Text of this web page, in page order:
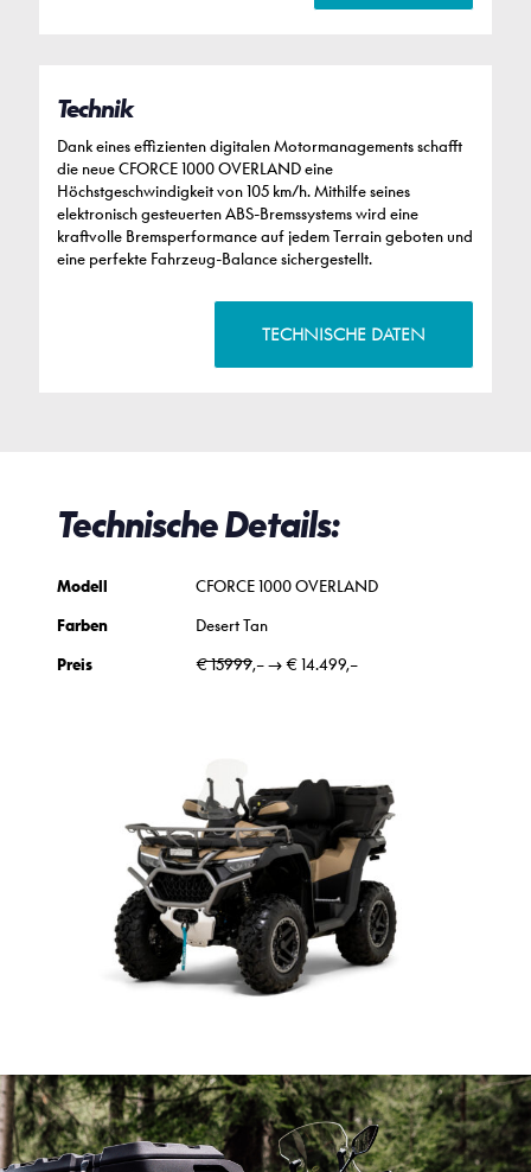
Technik
Dank eines effizienten digitalen Motormanagements schafft
die neue CFORCE 1000 OVERLAND eine
Höchstgeschwindigkeit von 105 km/h. Mithilfe seines
elektronisch gesteuerten ABS-Bremssystems wird eine
kraftvolle Bremsperformance auf jedem Terrain geboten und
eine perfekte Fahrzeug-Balance sichergestellt.
TECHNISCHE DATEN
Technische Details:
Modell
Farben
Preis
CFORCE 1000 OVERLAND
Desert Tan
€ 1̶̶5̶̶9̶̶9̶̶9̶,– → € 14.499,–